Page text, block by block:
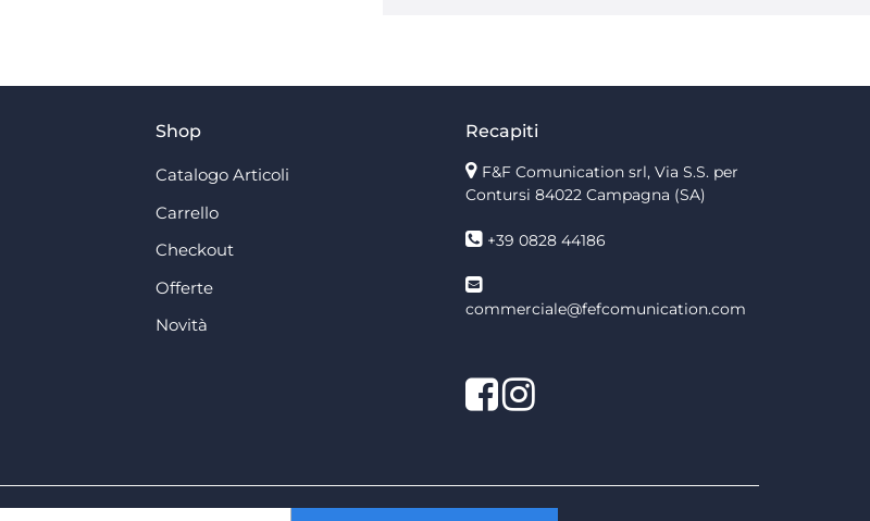
Shop
Catalogo Articoli
Carrello
Checkout
Offerte
Novità
Recapiti
F&F Comunication srl, Via S.S. per
Contursi 84022 Campagna (SA)
+39 0828 44186
commerciale@fefcomunication.com
Facebook
Twitter